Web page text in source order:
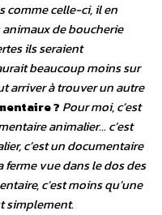
comme celle-ci, il en
de boucherie
ils seraient
beaucoup moins sur
arriver à trouver un autre
? Pour moi, c’est
animalier… c’est
c’est un documentaire
ferme vue dans le dos des
c’est moins qu’une
simplement.